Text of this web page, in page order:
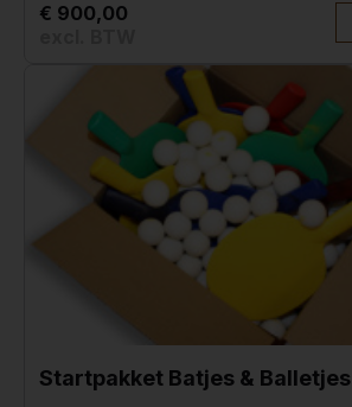
€ 900,00
Startpakket Batjes & Balletjes